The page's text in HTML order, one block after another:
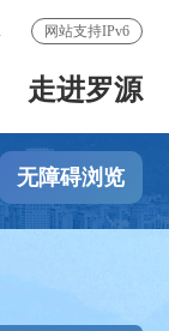
网站支持IPv6
走进罗源
无障碍浏览